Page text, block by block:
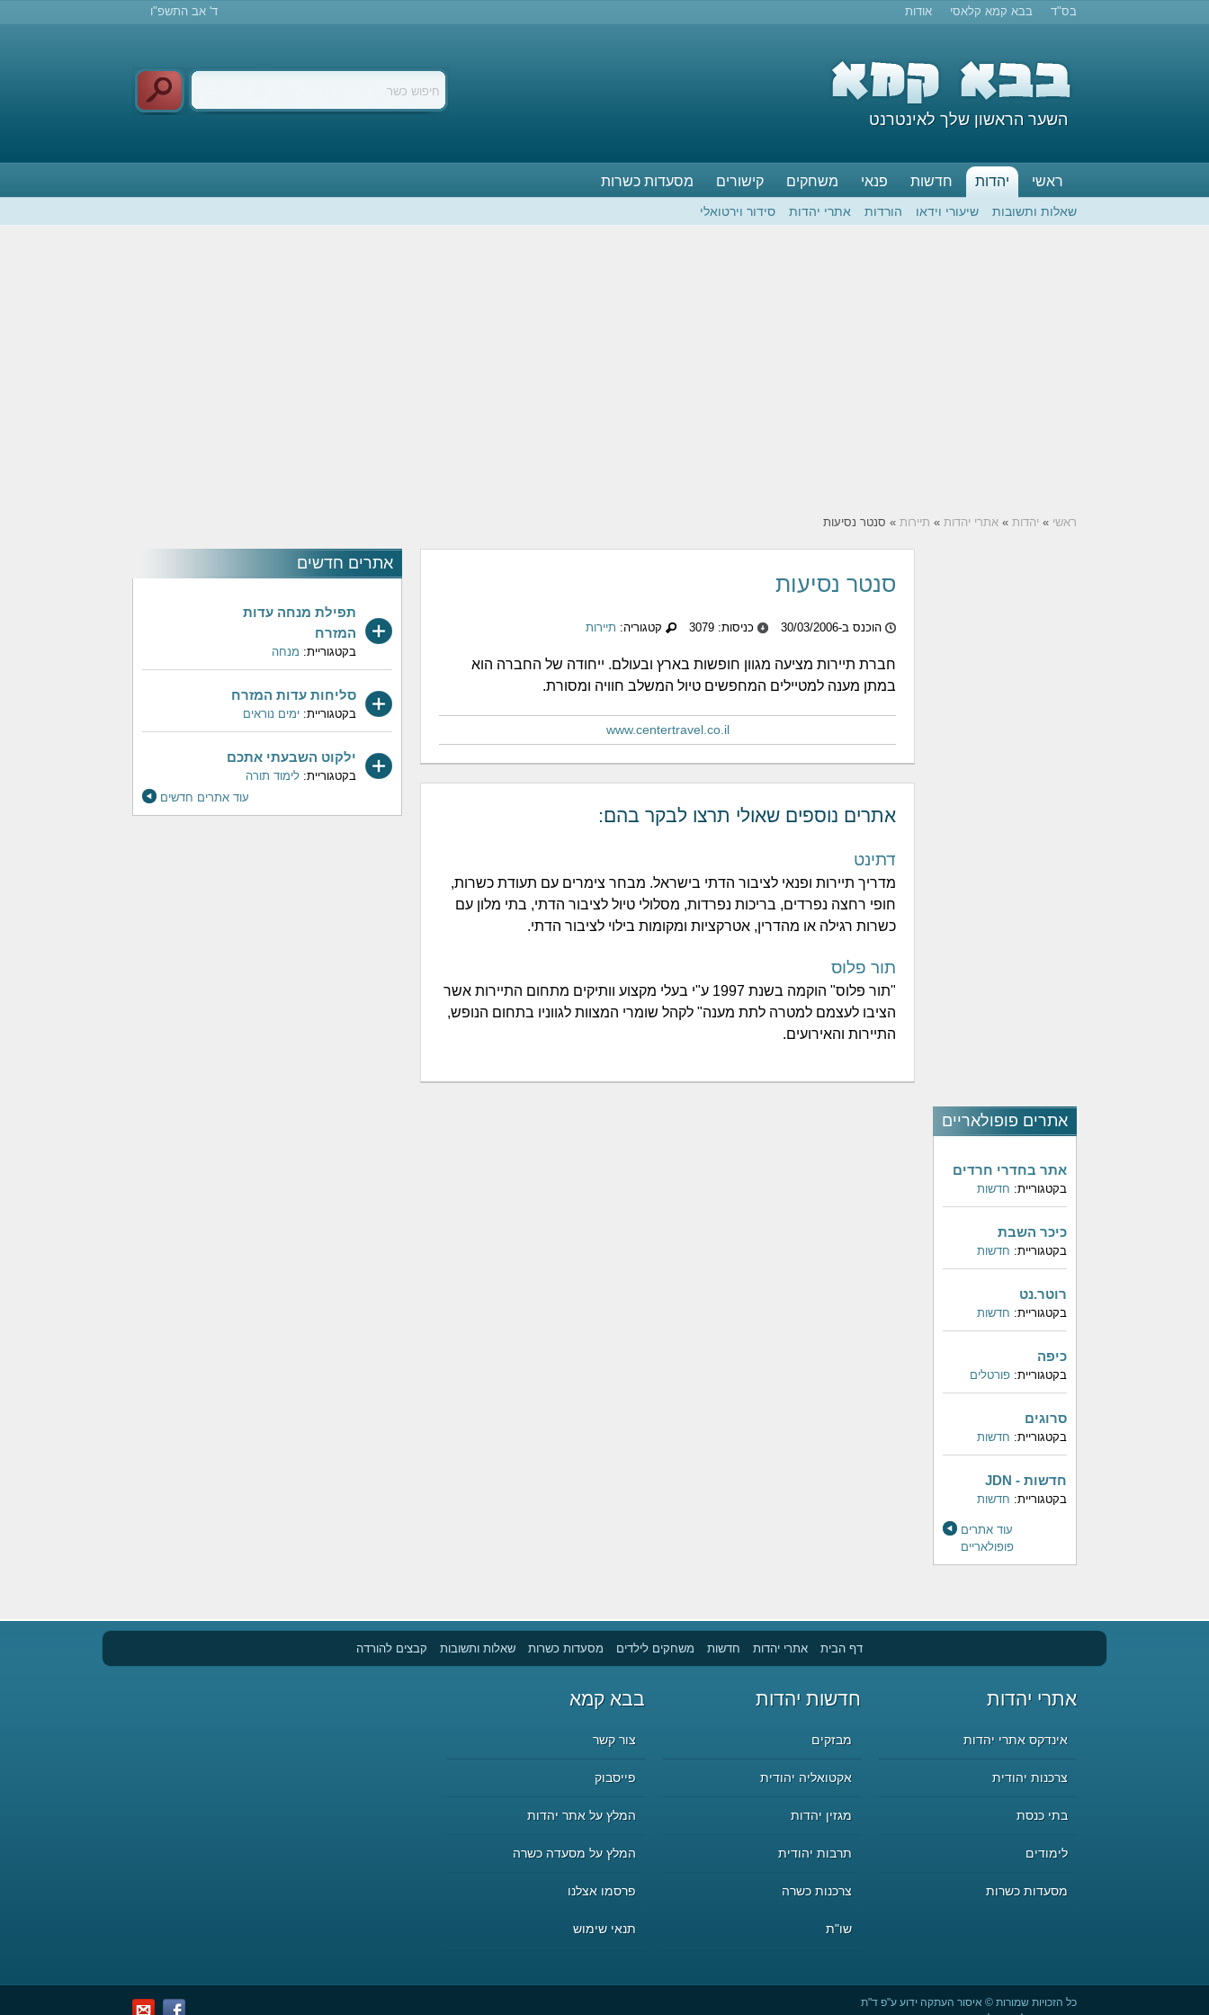
בס"ד בבא קמא קלאסי אודות ד' אב התשפ"ו
השער הראשון שלך לאינטרנט
ראשי יהדות חדשות פנאי משחקים קישורים מסעדות כשרות
שאלות ותשובות שיעורי וידאו הורדות אתרי יהדות סידור וירטואלי
ראשי » יהדות » אתרי יהדות » תיירות » סנטר נסיעות
אתרים פופולאריים
אתר בחדרי חרדים
בקטגוריית: חדשות
כיכר השבת
בקטגוריית: חדשות
רוטר.נט
בקטגוריית: חדשות
כיפה
בקטגוריית: פורטלים
סרוגים
בקטגוריית: חדשות
חדשות - JDN
בקטגוריית: חדשות
עוד אתרים
פופולאריים
אתרים חדשים
תפילת מנחה עדות
המזרח
בקטגוריית: מנחה
סליחות עדות המזרח
בקטגוריית: ימים נוראים
ילקוט השבעתי אתכם
בקטגוריית: לימוד תורה
עוד אתרים חדשים
סנטר נסיעות
הוכנס ב-30/03/2006 כניסות: 3079 קטגוריה: תיירות
חברת תיירות מציעה מגוון חופשות בארץ ובעולם. ייחודה של החברה הוא
במתן מענה למטיילים המחפשים טיול המשלב חוויה ומסורת.
www.centertravel.co.il
אתרים נוספים שאולי תרצו לבקר בהם:
דתינט
מדריך תיירות ופנאי לציבור הדתי בישראל. מבחר צימרים עם תעודת כשרות,
חופי רחצה נפרדים, בריכות נפרדות, מסלולי טיול לציבור הדתי, בתי מלון עם
כשרות רגילה או מהדרין, אטרקציות ומקומות בילוי לציבור הדתי.
תור פלוס
"תור פלוס" הוקמה בשנת 1997 ע"י בעלי מקצוע וותיקים מתחום התיירות אשר
הציבו לעצמם למטרה לתת מענה" לקהל שומרי המצוות לגווניו בתחום הנופש,
התיירות והאירועים.
דף הבית אתרי יהדות חדשות משחקים לילדים מסעדות כשרות שאלות ותשובות קבצים להורדה
אתרי יהדות
אינדקס אתרי יהדות
צרכנות יהודית
בתי כנסת
לימודים
מסעדות כשרות
חדשות יהדות
מבזקים
אקטואליה יהודית
מגזין יהדות
תרבות יהודית
צרכנות כשרה
שו"ת
בבא קמא
צור קשר
פייסבוק
המלץ על אתר יהדות
המלץ על מסעדה כשרה
פרסמו אצלנו
תנאי שימוש
כל הזכויות שמורות © איסור העתקה ידוע ע"פ ד"ת